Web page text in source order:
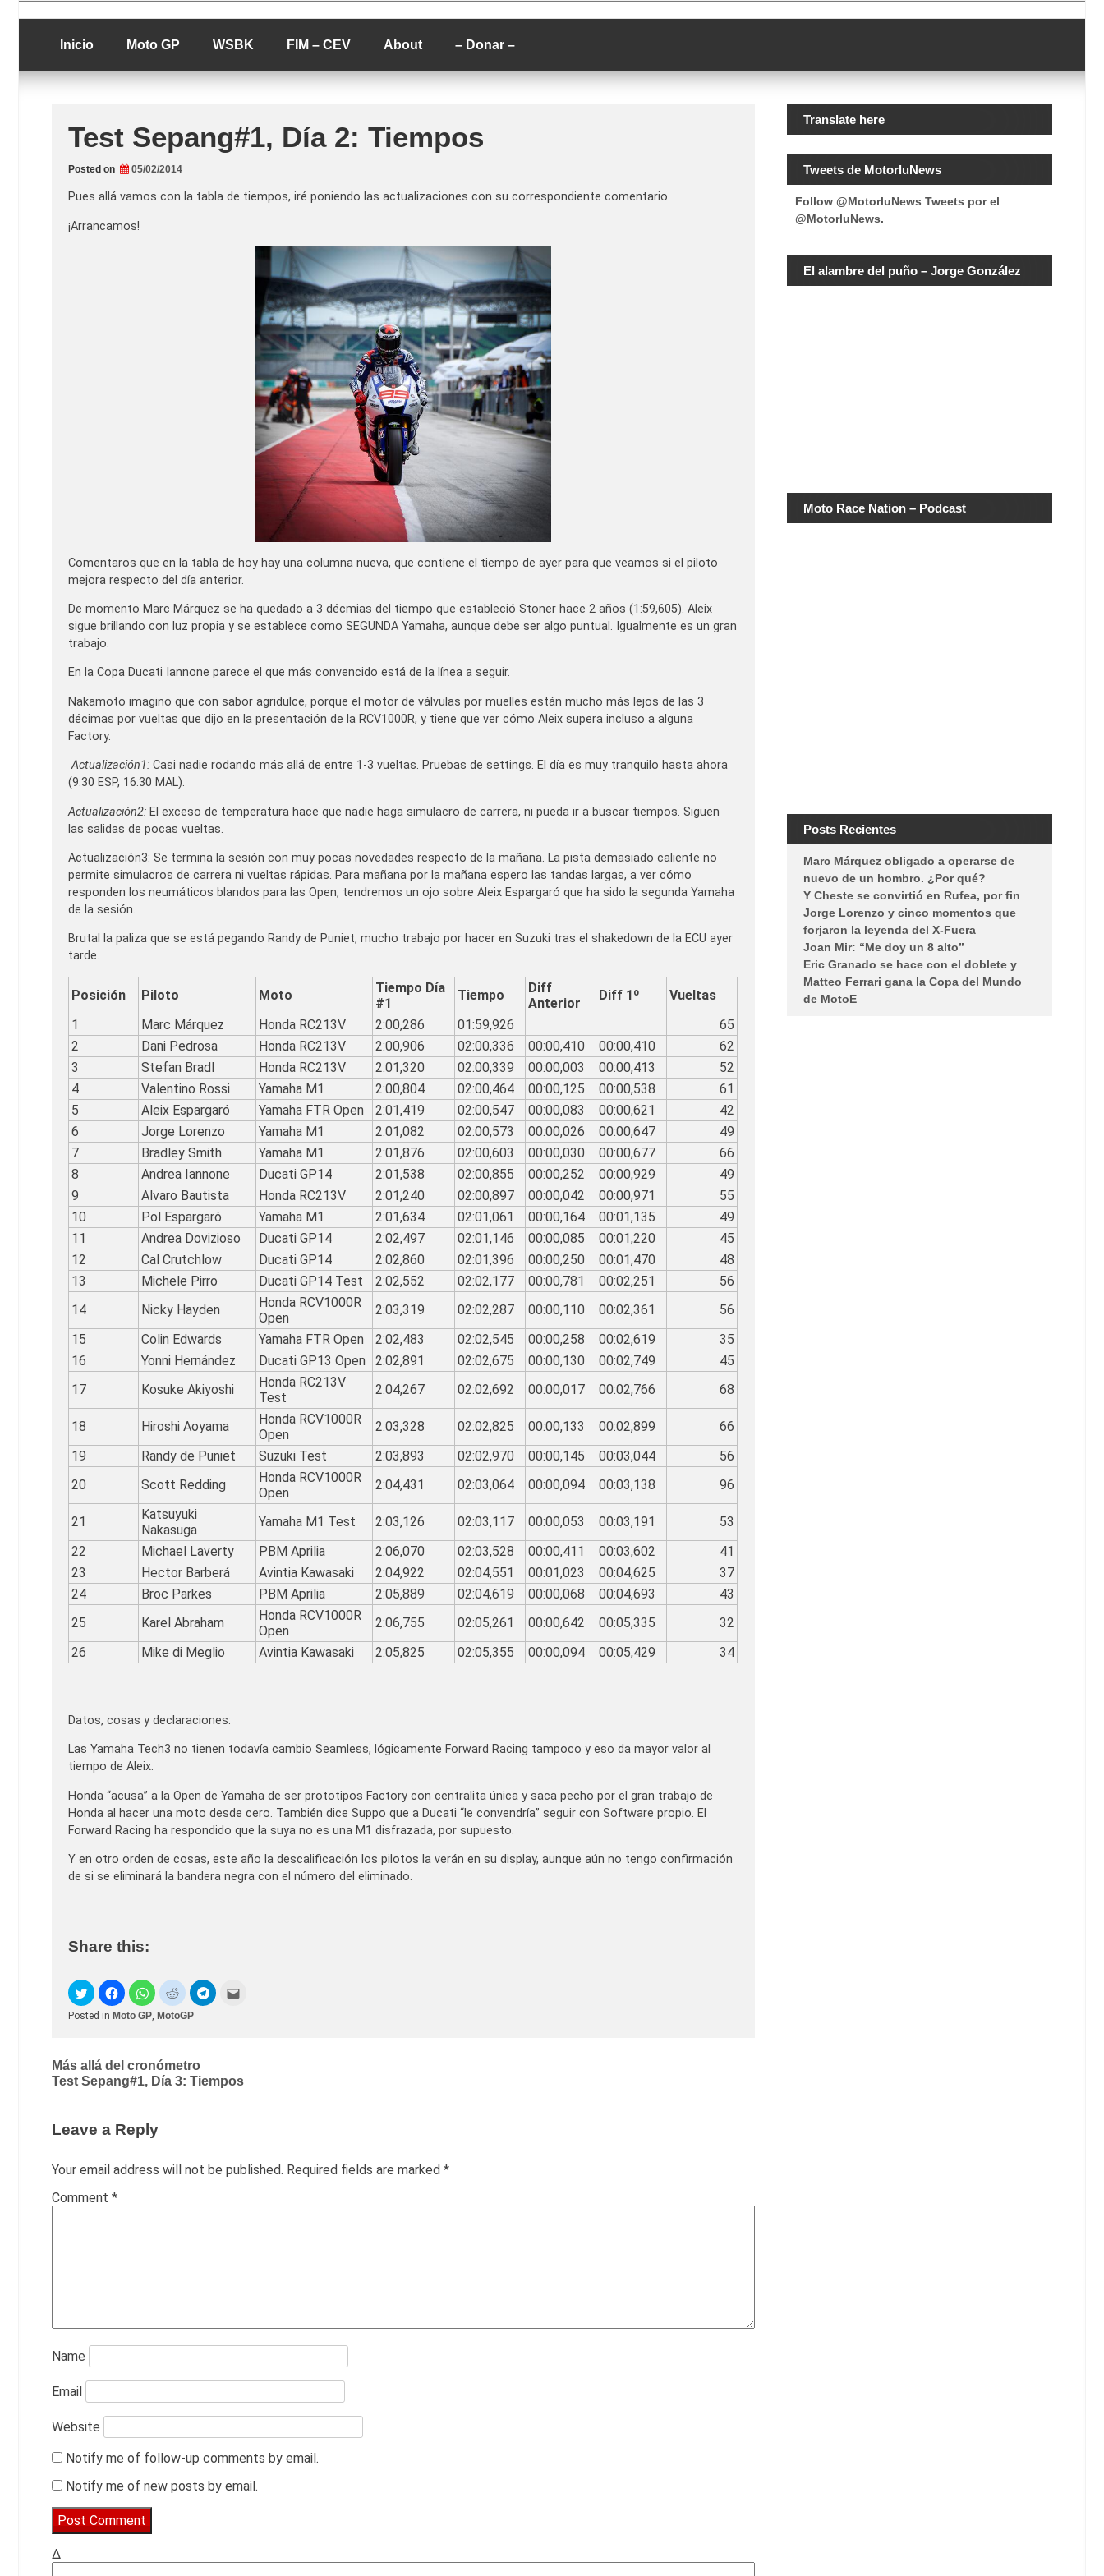
to
contentLucio Lopez GP
luciolopezgp
Inicio Moto GP WSBK FIM – CEV About – Donar –
Test Sepang#1, Día 2: Tiempos
Posted on 05/02/2014
Pues allá vamos con la tabla de tiempos, iré poniendo las actualizaciones con su correspondiente comentario.
¡Arrancamos!
Comentaros que en la tabla de hoy hay una columna nueva, que contiene el tiempo de ayer para que veamos si el piloto
mejora respecto del día anterior.
De momento Marc Márquez se ha quedado a 3 décmias del tiempo que estableció Stoner hace 2 años (1:59,605). Aleix
sigue brillando con luz propia y se establece como SEGUNDA Yamaha, aunque debe ser algo puntual. Igualmente es un gran
trabajo.
En la Copa Ducati Iannone parece el que más convencido está de la línea a seguir.
Nakamoto imagino que con sabor agridulce, porque el motor de válvulas por muelles están mucho más lejos de las 3
décimas por vueltas que dijo en la presentación de la RCV1000R, y tiene que ver cómo Aleix supera incluso a alguna
Factory.
Actualización1: Casi nadie rodando más allá de entre 1-3 vueltas. Pruebas de settings. El día es muy tranquilo hasta ahora
(9:30 ESP, 16:30 MAL).
Actualización2: El exceso de temperatura hace que nadie haga simulacro de carrera, ni pueda ir a buscar tiempos. Siguen
las salidas de pocas vueltas.
Actualización3: Se termina la sesión con muy pocas novedades respecto de la mañana. La pista demasiado caliente no
permite simulacros de carrera ni vueltas rápidas. Para mañana por la mañana espero las tandas largas, a ver cómo
responden los neumáticos blandos para las Open, tendremos un ojo sobre Aleix Espargaró que ha sido la segunda Yamaha
de la sesión.
Brutal la paliza que se está pegando Randy de Puniet, mucho trabajo por hacer en Suzuki tras el shakedown de la ECU ayer
tarde.
Posición Piloto Moto
Tiempo Día
#1
Tiempo
Diff
Anterior
Diff 1º
Vueltas
1
Marc Márquez Honda RC213V 2:00,286 01:59,926
65
2
Dani Pedrosa Honda RC213V 2:00,906 02:00,336 00:00,410 00:00,410
62
3
Stefan Bradl Honda RC213V 2:01,320 02:00,339 00:00,003 00:00,413
52
4
Valentino Rossi Yamaha M1 2:00,804 02:00,464 00:00,125 00:00,538
61
5
Aleix Espargaró Yamaha FTR Open 2:01,419 02:00,547 00:00,083 00:00,621
42
6
Jorge Lorenzo Yamaha M1 2:01,082 02:00,573 00:00,026 00:00,647
49
7
Bradley Smith Yamaha M1 2:01,876 02:00,603 00:00,030 00:00,677
66
8
Andrea Iannone Ducati GP14 2:01,538 02:00,855 00:00,252 00:00,929
49
9
Alvaro Bautista Honda RC213V 2:01,240 02:00,897 00:00,042 00:00,971
55
10
Pol Espargaró Yamaha M1 2:01,634 02:01,061 00:00,164 00:01,135
49
11
Andrea Dovizioso Ducati GP14 2:02,497 02:01,146 00:00,085 00:01,220
45
12
Cal Crutchlow Ducati GP14 2:02,860 02:01,396 00:00,250 00:01,470
48
13
Michele Pirro Ducati GP14 Test 2:02,552 02:02,177 00:00,781 00:02,251
56
14
Nicky Hayden
Honda RCV1000R
Open
2:03,319 02:02,287 00:00,110 00:02,361
56
15
Colin Edwards Yamaha FTR Open 2:02,483 02:02,545 00:00,258 00:02,619
35
16
Yonni Hernández Ducati GP13 Open 2:02,891 02:02,675 00:00,130 00:02,749
45
17
Kosuke Akiyoshi
Honda RC213V
Test
2:04,267 02:02,692 00:00,017 00:02,766 68
18 Hiroshi Aoyama
Honda RCV1000R
Open
2:03,328 02:02,825 00:00,133 00:02,899
66
19
Randy de Puniet Suzuki Test 2:03,893 02:02,970 00:00,145 00:03,044
56
20
Scott Redding
Honda RCV1000R
Open
2:04,431 02:03,064 00:00,094 00:03,138 96
21
Katsuyuki
Nakasuga
Yamaha M1 Test 2:03,126 02:03,117 00:00,053 00:03,191
53
22
Michael Laverty PBM Aprilia 2:06,070 02:03,528 00:00,411 00:03,602
41
23
Hector Barberá Avintia Kawasaki 2:04,922 02:04,551 00:01,023 00:04,625
37
24
Broc Parkes PBM Aprilia 2:05,889 02:04,619 00:00,068 00:04,693
43
25
Karel Abraham
Honda RCV1000R
Open
2:06,755 02:05,261 00:00,642 00:05,335
32
26
Mike di Meglio Avintia Kawasaki 2:05,825 02:05,355 00:00,094 00:05,429 34
Datos, cosas y declaraciones:
Las Yamaha Tech3 no tienen todavía cambio Seamless, lógicamente Forward Racing tampoco y eso da mayor valor al
tiempo de Aleix.
Honda “acusa” a la Open de Yamaha de ser prototipos Factory con centralita única y saca pecho por el gran trabajo de
Honda al hacer una moto desde cero. También dice Suppo que a Ducati “le convendría” seguir con Software propio. El
Forward Racing ha respondido que la suya no es una M1 disfrazada, por supuesto.
Y en otro orden de cosas, este año la descalificación los pilotos la verán en su display, aunque aún no tengo confirmación
de si se eliminará la bandera negra con el número del eliminado.
Share this:
Posted in Moto GP, MotoGP
Post
navigation
Más allá del cronómetro
Test Sepang#1, Día 3: Tiempos
Leave a Reply
Your email address will not be published. Required fields are marked *
Comment *
Name
Email
Website
Notify me of follow-up comments by email.
Notify me of new posts by email.
Δ
Translate here
Tweets de MotorluNews
Follow @MotorluNews Tweets por el
@MotorluNews.
El alambre del puño – Jorge González
Moto Race Nation – Podcast
Posts Recientes
Marc Márquez obligado a operarse de
nuevo de un hombro. ¿Por qué?
Y Cheste se convirtió en Rufea, por fin
Jorge Lorenzo y cinco momentos que
forjaron la leyenda del X-Fuera
Joan Mir: “Me doy un 8 alto”
Eric Granado se hace con el doblete y
Matteo Ferrari gana la Copa del Mundo
de MotoE